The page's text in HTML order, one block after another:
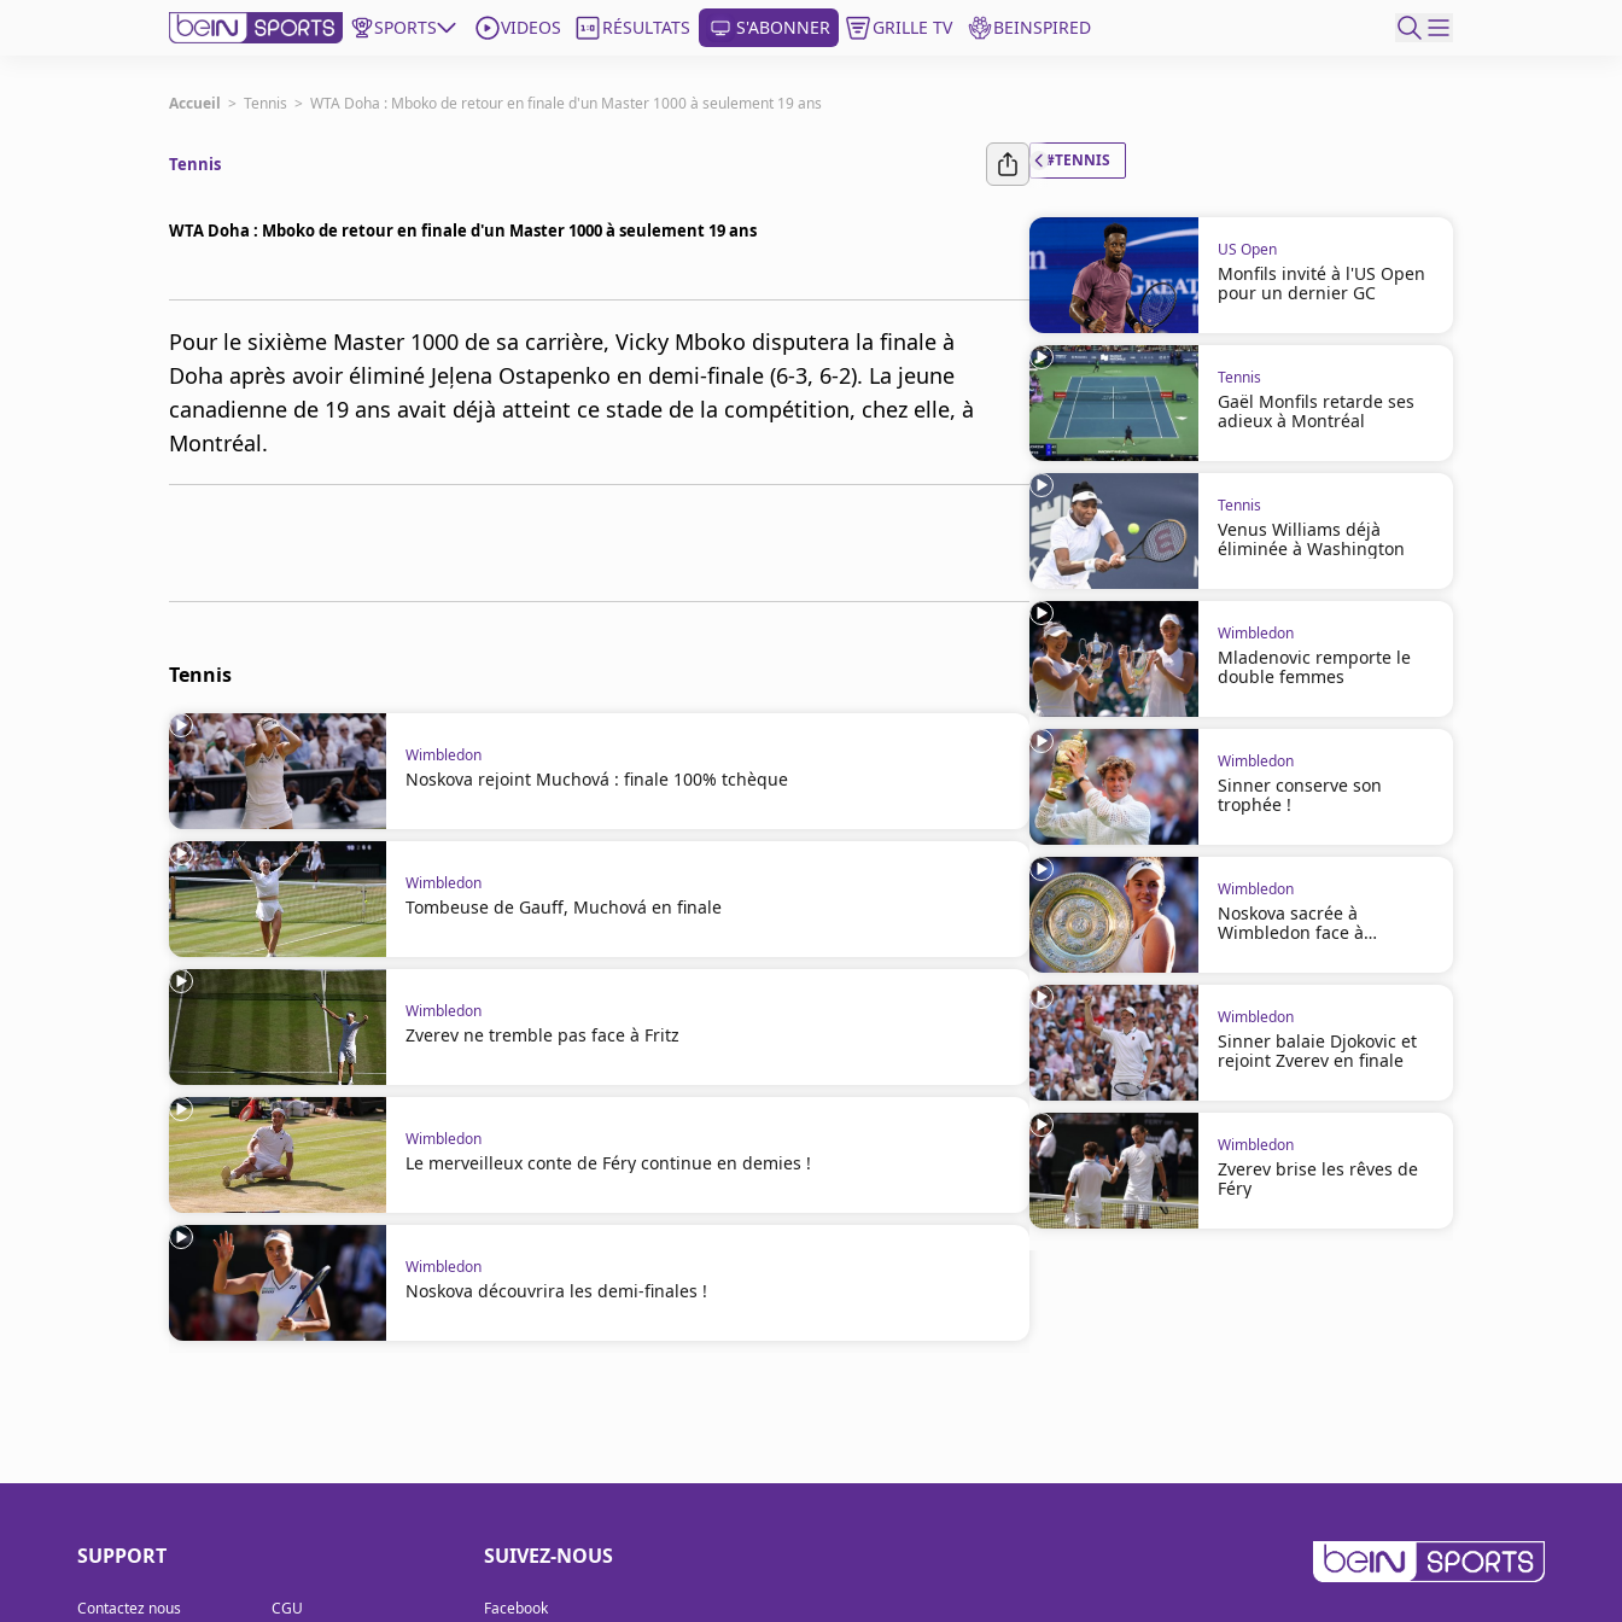
SPORTS VIDEOS RÉSULTATS S'ABONNER GRILLE TV BEINSPIRED
beIN SPORTS CONNECT
Gérer les notifications
Contactez nous
Accueil > Tennis > WTA Doha : Mboko de retour en finale d'un Master 1000 à seulement 19 ans
Tennis
WTA Doha : Mboko de retour en finale d'un Master 1000 à seulement 19 ans
Pour le sixième Master 1000 de sa carrière, Vicky Mboko disputera la finale à
Doha après avoir éliminé Jeļena Ostapenko en demi-finale (6-3, 6-2). La jeune
canadienne de 19 ans avait déjà atteint ce stade de la compétition, chez elle, à
Montréal.
Tennis
Wimbledon
Noskova rejoint Muchová : finale 100% tchèque
Wimbledon
Tombeuse de Gauff, Muchová en finale
Wimbledon
Zverev ne tremble pas face à Fritz
Wimbledon
Le merveilleux conte de Féry continue en demies !
Wimbledon
Noskova découvrira les demi-finales !
#TENNIS
US Open
Monfils invité à l'US Open
pour un dernier GC
Tennis
Gaël Monfils retarde ses
adieux à Montréal
Tennis
Venus Williams déjà
éliminée à Washington
Wimbledon
Mladenovic remporte le
double femmes
Wimbledon
Sinner conserve son
trophée !
Wimbledon
Noskova sacrée à
Wimbledon face à
Wimbledon
Sinner balaie Djokovic et
rejoint Zverev en finale
Wimbledon
Zverev brise les rêves de
Féry
SUPPORT
Contactez nous CGU
SUIVEZ-NOUS
Facebook